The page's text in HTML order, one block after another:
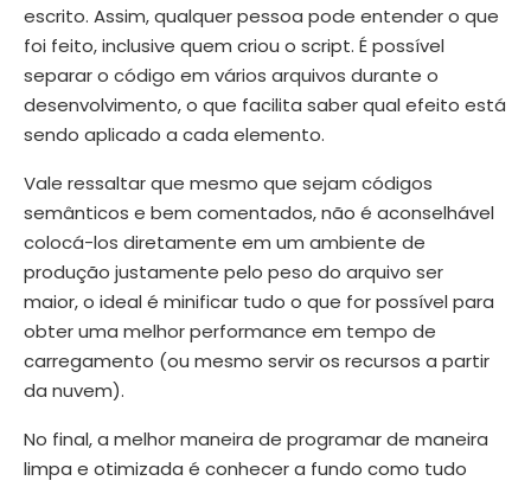
escrito. Assim, qualquer pessoa pode entender o que
foi feito, inclusive quem criou o script. É possível
separar o código em vários arquivos durante o
desenvolvimento, o que facilita saber qual efeito está
sendo aplicado a cada elemento.
Vale ressaltar que mesmo que sejam códigos
semânticos e bem comentados, não é aconselhável
colocá-los diretamente em um ambiente de
produção justamente pelo peso do arquivo ser
maior, o ideal é minificar tudo o que for possível para
obter uma melhor performance em tempo de
carregamento (ou mesmo servir os recursos a partir
da nuvem).
No final, a melhor maneira de programar de maneira
limpa e otimizada é conhecer a fundo como tudo